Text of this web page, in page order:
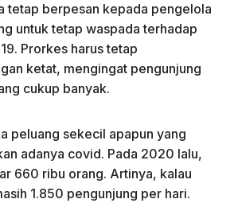
tetap berpesan kepada pengelola
untuk tetap waspada terhadap
Prorkes harus tetap
ketat, mengingat pengunjung
cukup banyak.
peluang sekecil apapun yang
adanya covid. Pada 2020 lalu,
660 ribu orang. Artinya, kalau
1.850 pengunjung per hari.